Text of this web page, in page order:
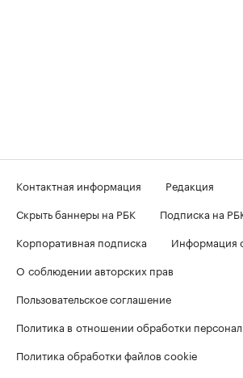
Контактная информация
Редакция
Скрыть баннеры на РБК
Подписка на
Корпоративная подписка
Информация
О соблюдении авторских прав
Пользовательское соглашение
Политика в отношении обработки
Политика обработки файлов cookie